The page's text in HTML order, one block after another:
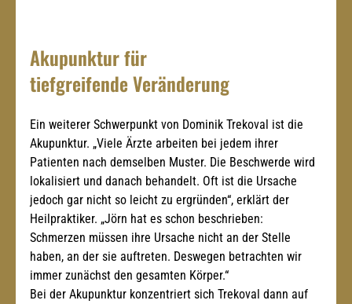
Akupunktur für
tiefgreifende Veränderung
Ein weiterer Schwerpunkt von Dominik Trekoval ist die
Akupunktur. „Viele Ärzte arbeiten bei jedem ihrer
Patienten nach demselben Muster. Die Beschwerde wird
lokalisiert und danach behandelt. Oft ist die Ursache
jedoch gar nicht so leicht zu ergründen“, erklärt der
Heilpraktiker. „Jörn hat es schon beschrieben:
Schmerzen müssen ihre Ursache nicht an der Stelle
haben, an der sie auftreten. Deswegen betrachten wir
immer zunächst den gesamten Körper.“
Bei der Akupunktur konzentriert sich Trekoval dann auf